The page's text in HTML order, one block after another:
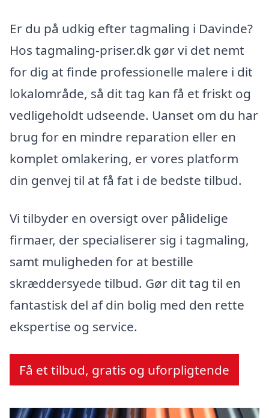
Er du på udkig efter tagmaling i Davinde?
Hos tagmaling-priser.dk gør vi det nemt
for dig at finde professionelle malere i dit
lokalområde, så dit tag kan få et friskt og
vedligeholdt udseende. Uanset om du har
brug for en mindre reparation eller en
komplet omlakering, er vores platform
din genvej til at få fat i de bedste tilbud.
Vi tilbyder en oversigt over pålidelige
firmaer, der specialiserer sig i tagmaling,
samt muligheden for at bestille
skræddersyede tilbud. Gør dit tag til en
fantastisk del af din bolig med den rette
ekspertise og service.
Få et tilbud, gratis og uforpligtende